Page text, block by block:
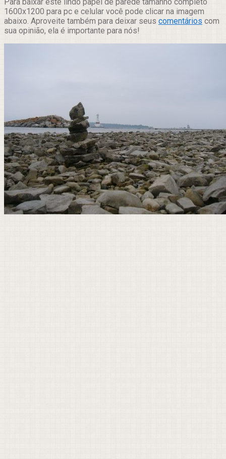
1600x1200 para pc e celular você pode clicar na imagem
abaixo. Aproveite também para deixar seus comentários com
sua opinião, ela é importante para nós!